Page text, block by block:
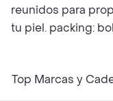
reunidos para
tu piel. packing:
Top Marcas y